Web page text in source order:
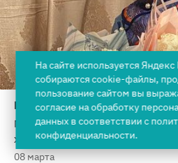
Кырааны-даа эскертинмес
Мээң авамны Галина Сереновна
харлыг.
08 марта
На сайте используется
собираются cookie-файлы,
пользование сайтом вы
согласие наобработку
данныхв соответствии с
конфиденциальности.